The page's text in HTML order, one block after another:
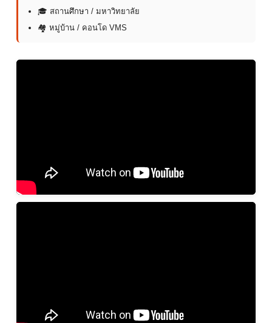
🎓 สถานศึกษา / มหาวิทยาลัย
🏘 หมู่บ้าน / คอนโด VMS